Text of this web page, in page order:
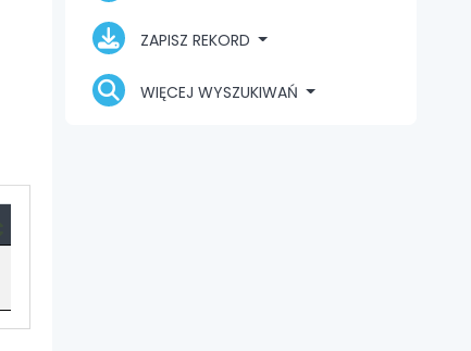
ZAPISZ REKORD
WIĘCEJ WYSZUKIWAŃ